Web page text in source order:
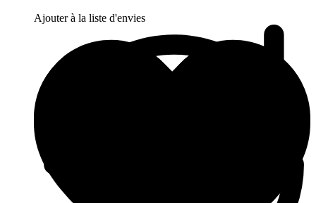
Ajouter à la liste d'envies